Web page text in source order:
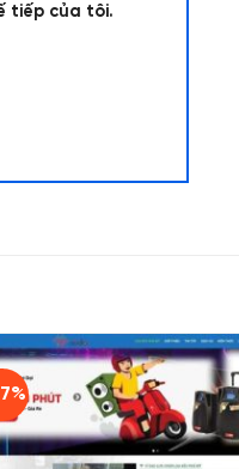
tiếp của tôi.